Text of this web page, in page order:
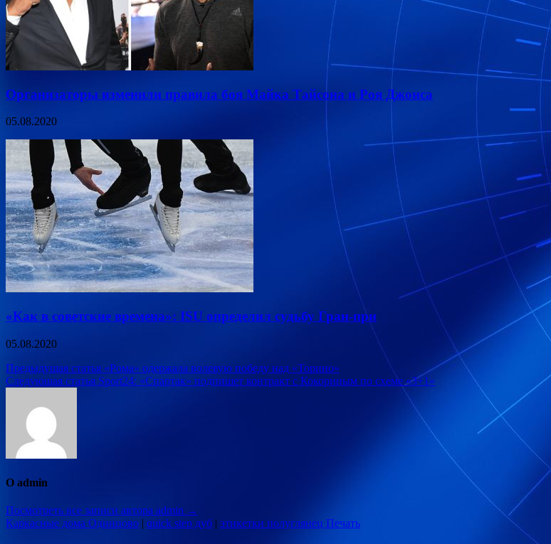
Организаторы изменили правила боя Майка Тайсона и Роя Джонса
05.08.2020
«Как в советские времена»: ISU определил судьбу Гран-при
05.08.2020
Навигация
по
записям
Предыдущая статья «Рома» одержала волевую победу над «Торино»
Следующая статья Sport24: «Спартак» подпишет контракт с Кокориным по схеме «3+1»
О admin
Посмотреть все записи автора admin →
Каркасные дома Одинцово | quick step дуб | этикетки полуглянец Печать